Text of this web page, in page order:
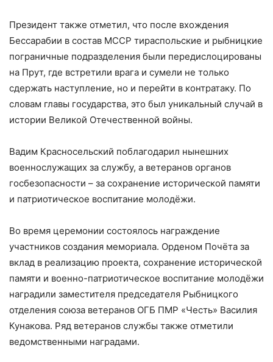
Президент также отметил, что после вхождения
Бессарабии в состав МССР тираспольские и рыбницкие
пограничные подразделения были передислоцированы
на Прут, где встретили врага и сумели не только
сдержать наступление, но и перейти в контратаку. По
словам главы государства, это был уникальный случай в
истории Великой Отечественной войны.
Вадим Красносельский поблагодарил нынешних
военнослужащих за службу, а ветеранов органов
госбезопасности – за сохранение исторической памяти
и патриотическое воспитание молодёжи.
Во время церемонии состоялось награждение
участников создания мемориала. Орденом Почёта за
вклад в реализацию проекта, сохранение исторической
памяти и военно-патриотическое воспитание молодёжи
наградили заместителя председателя Рыбницкого
отделения союза ветеранов ОГБ ПМР «Честь» Василия
Кунакова. Ряд ветеранов службы также отметили
ведомственными наградами.